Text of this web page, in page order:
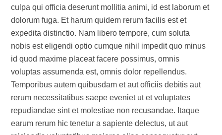
culpa qui officia deserunt mollitia animi, id est laborum et
dolorum fuga. Et harum quidem rerum facilis est et
expedita distinctio. Nam libero tempore, cum soluta
nobis est eligendi optio cumque nihil impedit quo minus
id quod maxime placeat facere possimus, omnis
voluptas assumenda est, omnis dolor repellendus.
Temporibus autem quibusdam et aut officiis debitis aut
rerum necessitatibus saepe eveniet ut et voluptates
repudiandae sint et molestiae non recusandae. Itaque
earum rerum hic tenetur a sapiente delectus, ut aut